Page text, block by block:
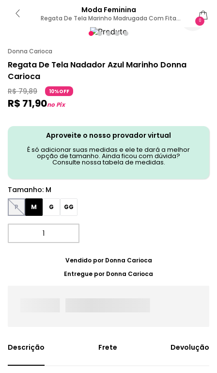
Moda Feminina
Regata De Tela Marinho Madrugada Com Fita
Emborrachada M / Azul
0
Donna Carioca
Regata De Tela Nadador Azul Marinho Donna
Carioca
R$ 79,89 10%OFF
R$ 71,90no Pix
Aproveite o nosso provador virtual
É só adicionar suas medidas e ele te dará a melhor
opção de tamanho. Ainda ficou com dúvida?
Consulte nossa tabela de medidas.
Tamanho: M
P M G GG
Vendido por Donna Carioca
Entregue por Donna Carioca
Frete Devolução